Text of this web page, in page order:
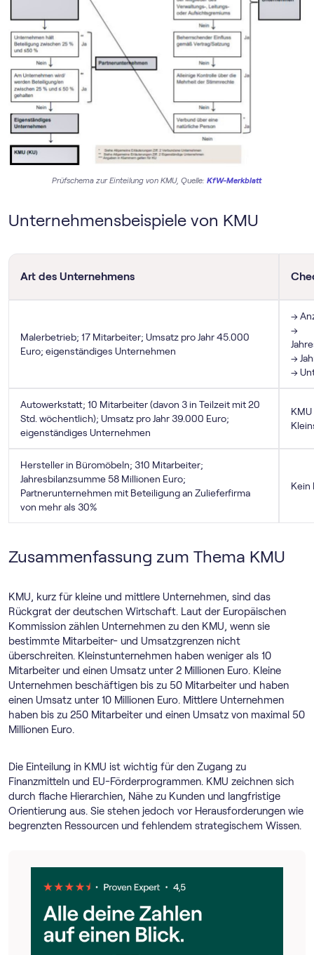
Prüfschema zur Einteilung von KMU, Quelle: KfW-Merkblatt
Unternehmensbeispiele von KMU
Art des Unternehmens
Malerbetrieb; 17 Mitarbeiter; Umsatz pro Jahr 45.000
Euro; eigenständiges Unternehmen
→
→
→
→
Autowerkstatt; 10 Mitarbeiter (davon 3 in Teilzeit mit 20
Std. wöchentlich); Umsatz pro Jahr 39.000 Euro;
eigenständiges Unternehmen
KMU
Hersteller in Büromöbeln; 310 Mitarbeiter;
Jahresbilanzsumme 58 Millionen Euro;
Partnerunternehmen mit Beteiligung an Zulieferfirma
von mehr als 30%
Kein
Zusammenfassung zum Thema KMU
KMU, kurz für kleine und mittlere Unternehmen, sind das
Rückgrat der deutschen Wirtschaft. Laut der Europäischen
Kommission zählen Unternehmen zu den KMU, wenn sie
bestimmte Mitarbeiter- und Umsatzgrenzen nicht
überschreiten. Kleinstunternehmen haben weniger als 10
Mitarbeiter und einen Umsatz unter 2 Millionen Euro. Kleine
Unternehmen beschäftigen bis zu 50 Mitarbeiter und haben
einen Umsatz unter 10 Millionen Euro. Mittlere Unternehmen
haben bis zu 250 Mitarbeiter und einen Umsatz von maximal 50
Millionen Euro.
Die Einteilung in KMU ist wichtig für den Zugang zu
Finanzmitteln und EU-Förderprogrammen. KMU zeichnen sich
durch flache Hierarchien, Nähe zu Kunden und langfristige
Orientierung aus. Sie stehen jedoch vor Herausforderungen wie
begrenzten Ressourcen und fehlendem strategischem Wissen.